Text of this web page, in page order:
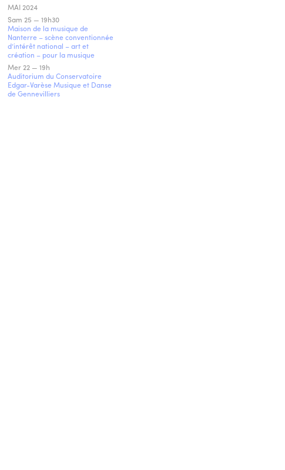
MAI 2024
Sam 25 — 19h30
Maison de la musique de
Nanterre – scène conventionnée
d’intérêt national – art et
création – pour la musique
Mer 22 — 19h
Auditorium du Conservatoire
Edgar-Varèse Musique et Danse
de Gennevilliers